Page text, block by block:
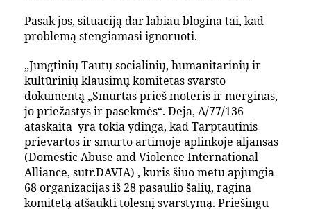
Pasak jos, situaciją dar labiau blogina tai, kad
problemą stengiamasi ignoruoti.
„Jungtinių Tautų socialinių, humanitarinių ir
kultūrinių klausimų komitetas svarsto
dokumentą „Smurtas prieš moteris ir merginas,
jo priežastys ir pasekmės“. Deja, A/77/136
ataskaita yra tokia ydinga, kad Tarptautinis
prievartos ir smurto artimoje aplinkoje aljansas
(Domestic Abuse and Violence International
Alliance, sutr.DAVIA) , kuris šiuo metu apjungia
68 organizacijas iš 28 pasaulio šalių, ragina
komitetą atšaukti tolesnį svarstymą. Priešingu